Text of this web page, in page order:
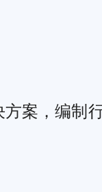
，编制